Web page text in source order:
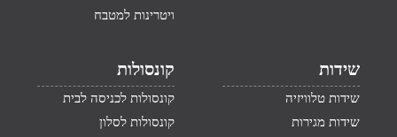
ויטרינות למטבח
שידות
שידות טלוויזיה
שידות מגירות
קונסולות
קונסולות לכניסה לבית
קונסולות לסלון